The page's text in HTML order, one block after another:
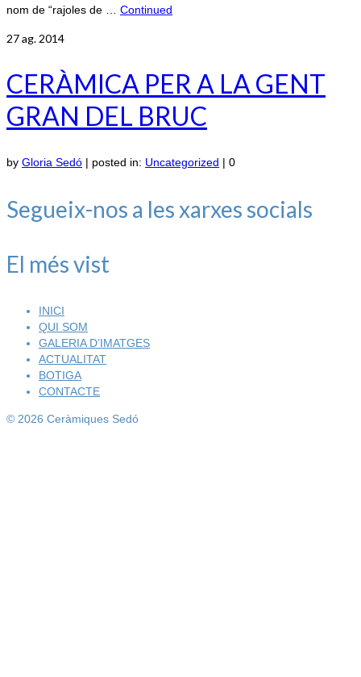
nom de “rajoles de … Continued
27ag. 2014
CERÀMICA PER A LA GENT
GRAN DEL BRUC
by Gloria Sedó | posted in: Uncategorized | 0
Segueix-nos a les xarxes socials
El més vist
INICI
QUI SOM
GALERIA D’IMATGES
ACTUALITAT
BOTIGA
CONTACTE
© 2026 Ceràmiques Sedó